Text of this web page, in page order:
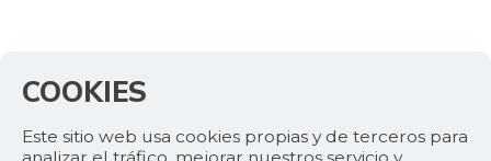
COOKIES
Este sitio web usa cookies propias y de terceros para